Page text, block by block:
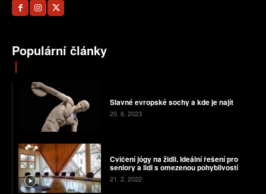
Populární články
Slavné evropské sochy a kde je najít
20. 6. 2023
Cvičení jógy na židli. Ideální řešení pro
seniory a lidi s omezenou pohyblivostí
21. 2. 2022